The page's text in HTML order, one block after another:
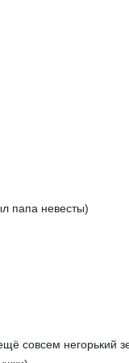
папа невесты)
совсем негорький